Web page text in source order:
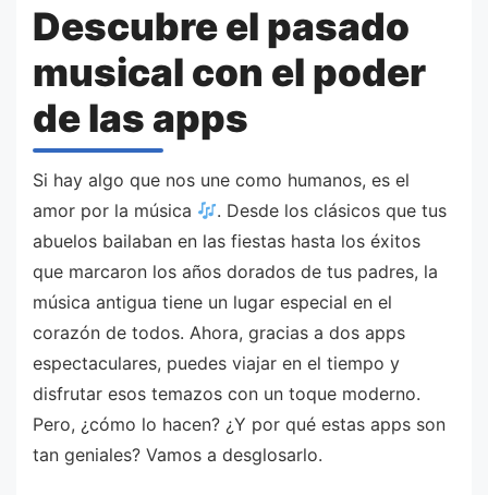
Descubre el pasado
musical con el poder
de las apps
Si hay algo que nos une como humanos, es el
amor por la música
. Desde los clásicos que tus
abuelos bailaban en las fiestas hasta los éxitos
que marcaron los años dorados de tus padres, la
música antigua tiene un lugar especial en el
corazón de todos. Ahora, gracias a dos apps
espectaculares, puedes viajar en el tiempo y
disfrutar esos temazos con un toque moderno.
Pero, ¿cómo lo hacen? ¿Y por qué estas apps son
tan geniales? Vamos a desglosarlo.